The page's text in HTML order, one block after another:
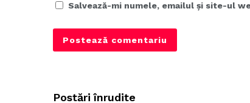
Salvează-mi numele, emailul și site-ul
Postări înrudite